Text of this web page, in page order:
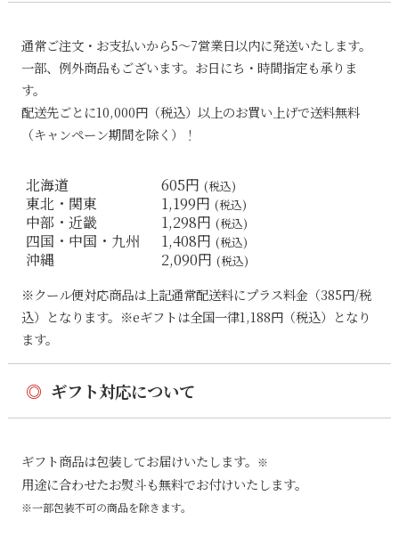
通常ご注文・お支払いから5〜7営業日以内に発送いたします。
一部、例外商品もございます。お日にち・時間指定も承りま
す。
配送先ごとに10,000円（税込）以上のお買い上げで送料無料
（キャンペーン期間を除く）！
北海道 605円 (税込)
東北・関東 1,199円 (税込)
中部・近畿 1,298円 (税込)
四国・中国・九州 1,408円 (税込)
沖縄 2,090円 (税込)
※クール便対応商品は上記通常配送料にプラス料金（385円/税
込）となります。※eギフトは全国一律1,188円（税込）となり
ます。
◎ ギフト対応について
ギフト商品は包装してお届けいたします。 ※
用途に合わせたお熨斗も無料でお付けいたします。
※一部包装不可の商品を除きます。